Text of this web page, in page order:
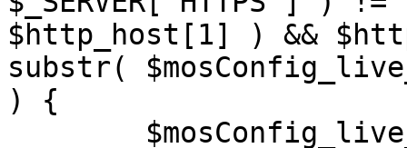
$http_host[1] ) &&
substr(
) {